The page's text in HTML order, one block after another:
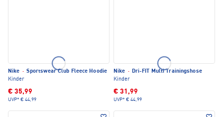
Nike · Sportswear Club Fleece Hoodie
Kinder
€ 35,99
UVP* € 44,99
Nike · Dri-FIT Multi Trainingshose
Kinder
€ 31,99
UVP* € 44,99